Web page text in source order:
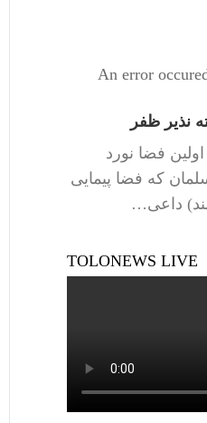
An error
نذیر ظفر
فضا نورد
که فضا پیمایی
داعی…
TOLONEWS LIVE